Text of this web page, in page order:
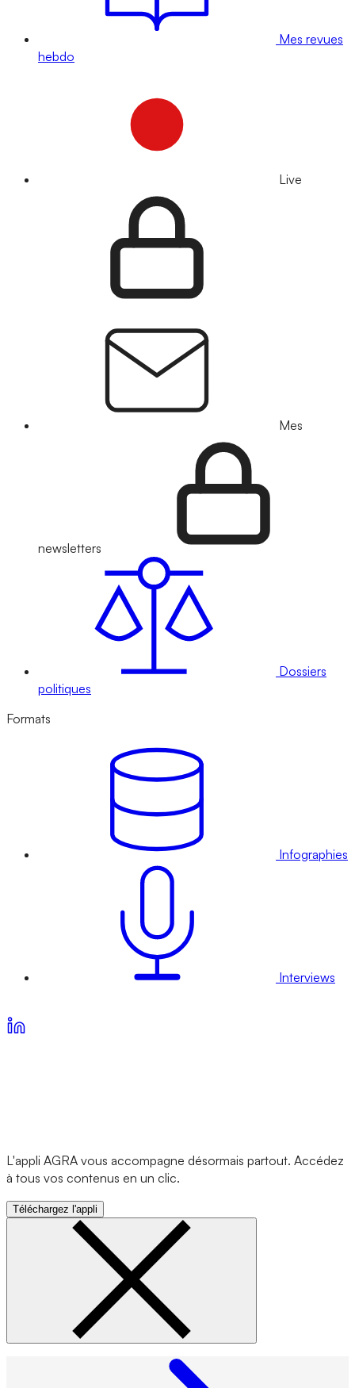
Mes revues
hebdo
Live
Mes
newsletters
Dossiers
politiques
Formats
Infographies
Interviews
L'appli AGRA vous accompagne désormais partout. Accédez
à tous vos contenus en un clic.
Téléchargez l'appli